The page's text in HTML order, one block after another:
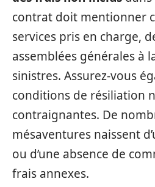
contrat doit mentionner
services pris en charge,
assemblées générales à
sinistres. Assurez-vous
conditions de résiliation
contraignantes. De
mésaventures naissent
ou d’une absence de
frais annexes.